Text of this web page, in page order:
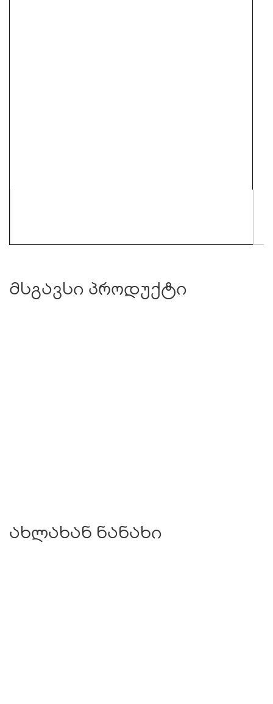
მსგავსი პროდუქტი
ახლახან ნანახი